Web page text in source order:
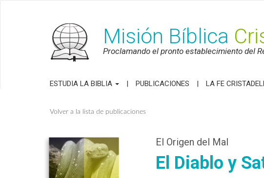
Misión Bíblica
Proclamando el pronto establecimiento del
ESTUDIA LA BIBLIA PUBLICACIONES LA FE
Volver a la lista de publicaciones
El Origen del Mal
El Diablo y